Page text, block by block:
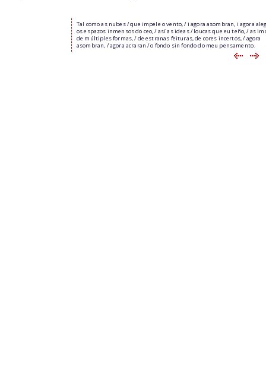
Tal como as nubes / que impele o vento, / i agora asombran, i agora
os espazos inmensos do ceo, / así as ideas / loucas que eu teño, / as
de múltiples formas, / de estranas feituras, de cores incertos, / agora
asombran, / agora acraran / o fondo sin fondo do meu pensamento.